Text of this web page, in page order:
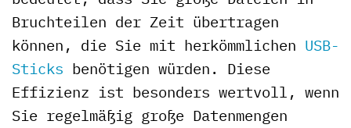
Bruchteilen der Zeit übertragen
können, die Sie mit herkömmlichen USB-
Sticks benötigen würden. Diese
Effizienz ist besonders wertvoll, wenn
Sie regelmäßig große Datenmengen